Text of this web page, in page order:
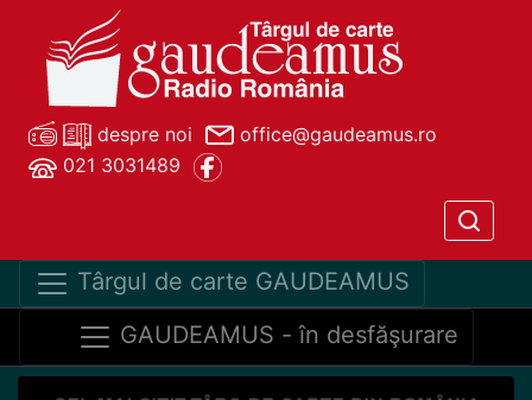
despre noi
office@gaudeamus.ro
021 3031489
Târgul de carte GAUDEAMUS
GAUDEAMUS - în desfăşurare